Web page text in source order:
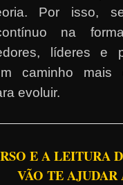
Por isso,
na
líderes e
caminho mais
evoluir.
E A LEITURA
VÃO TE